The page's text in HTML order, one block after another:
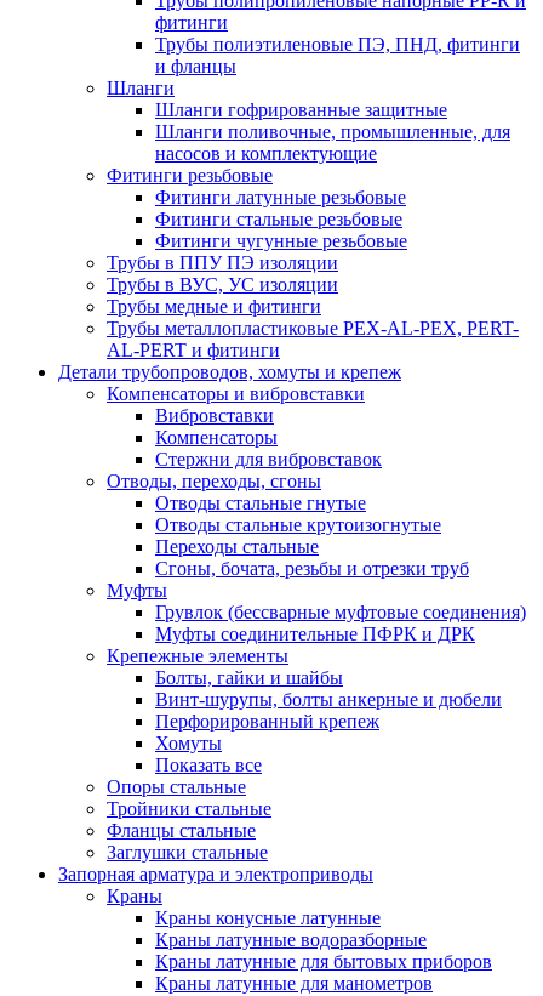
фитинги
Трубы полиэтиленовые ПЭ, ПНД, фитинги
и фланцы
Шланги
Шланги гофрированные защитные
Шланги поливочные, промышленные, для
насосов и комплектующие
Фитинги резьбовые
Фитинги латунные резьбовые
Фитинги стальные резьбовые
Фитинги чугунные резьбовые
Трубы в ППУ ПЭ изоляции
Трубы в ВУС, УС изоляции
Трубы медные и фитинги
Трубы металлопластиковые PEX-AL-PEX, PERT-
AL-PERT и фитинги
Детали трубопроводов, хомуты и крепеж
Компенсаторы и вибровставки
Вибровставки
Компенсаторы
Стержни для вибровставок
Отводы, переходы, сгоны
Отводы стальные гнутые
Отводы стальные крутоизогнутые
Переходы стальные
Сгоны, бочата, резьбы и отрезки труб
Муфты
Грувлок (бессварные муфтовые соединения)
Муфты соединительные ПФРК и ДРК
Крепежные элементы
Болты, гайки и шайбы
Винт-шурупы, болты анкерные и дюбели
Перфорированный крепеж
Хомуты
Показать все
Опоры стальные
Тройники стальные
Фланцы стальные
Заглушки стальные
Запорная арматура и электроприводы
Краны
Краны конусные латунные
Краны латунные водоразборные
Краны латунные для бытовых приборов
Краны латунные для манометров